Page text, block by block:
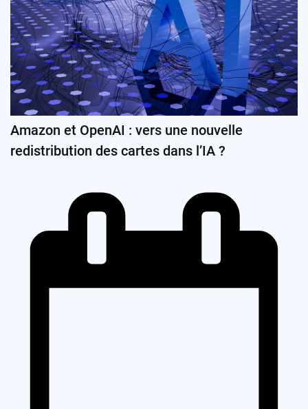
Amazon et OpenAI : vers une nouvelle
redistribution des cartes dans l’IA ?